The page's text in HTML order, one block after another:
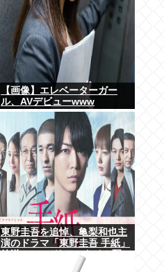
【画像】エレベーターガー
ル、AVデビューwww
東野圭吾を追悼、亀梨和也主
演のドラマ「東野圭吾 手紙」
放送 TVerでリアルタイム配